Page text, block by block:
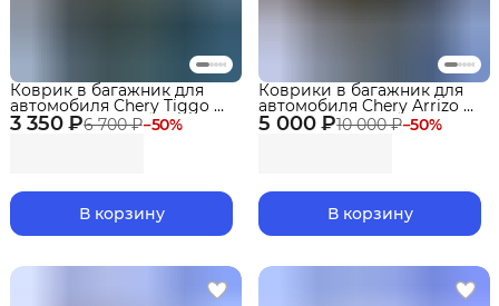
3 350 ₽6 700 ₽−50%
Коврик в багажник для
автомобиля Chery Tiggo 9 I
поколение с разлож. 3
рядом (2024-) Premium
В корзину
5 000 ₽10 000 ₽−50%
Коврики в багажник для
автомобиля Chery Arrizo 8
(2024-) "EVA 3D" Premium
В корзину